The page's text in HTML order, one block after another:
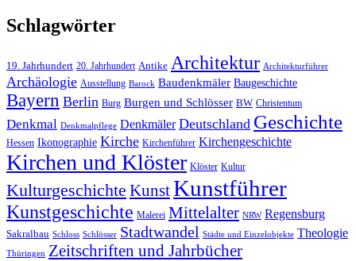
Schlagwörter
19. Jahrhundert 20. Jahrhundert Antike Architektur Architekturführer
Archäologie Ausstellung Barock Baudenkmäler Baugeschichte
Bayern Berlin Burg Burgen und Schlösser BW Christentum
Denkmal Denkmalpflege Denkmäler Deutschland Geschichte
Hessen Ikonographie Kirche Kirchenführer Kirchengeschichte
Kirchen und Klöster Klöster Kultur
Kulturgeschichte KunstKunstführer
Kunstgeschichte Malerei Mittelalter NRW Regensburg
Sakralbau Schloss Schlösser Stadtwandel Städte und Einzelobjekte Theologie
Thüringen Zeitschriften und Jahrbücher